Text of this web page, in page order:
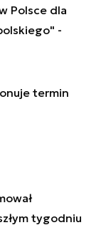
Polsce dla
-
termin
tygodniu